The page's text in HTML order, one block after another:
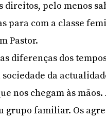
direitos, pelo menos
para com a classe
Pastor.
diferenças dos
da
nos chegam às
familiar. Os